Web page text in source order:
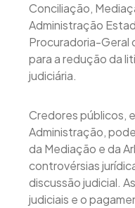
Conciliação,
Administração
Procuradoria-Geral
para a redução da
judiciária.
Credores públicos,
Administração,
da Mediação e da
controvérsias
discussão judicial.
judiciais e o